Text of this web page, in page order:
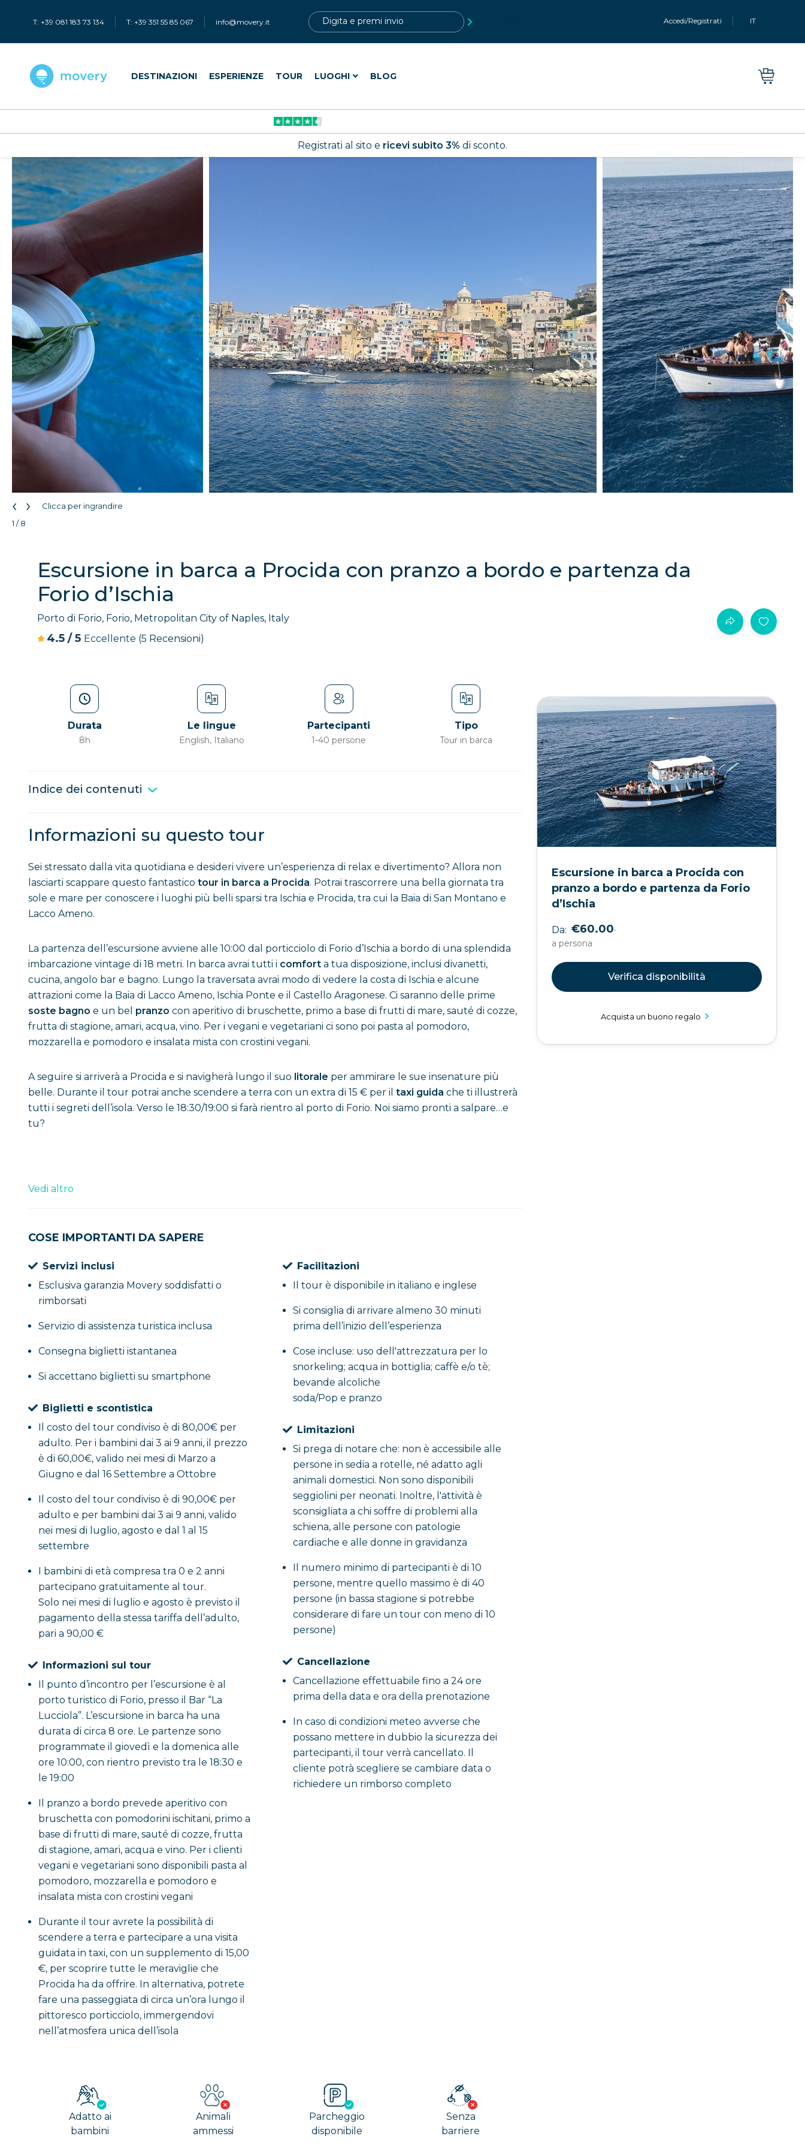
T: +39 081 183 73 134 T: +39 351 55 85 067 info@movery.it Accedi/Registrati IT
DESTINAZIONI ESPERIENZE TOUR LUOGHI BLOG
Registrati al sito e ricevi subito 3% di sconto.
‹ ›
Clicca per ingrandire
1 / 8
Escursione in barca a Procida con pranzo a bordo e partenza da
Forio d’Ischia
Porto di Forio, Forio, Metropolitan City of Naples, Italy
4.5 /5 Eccellente (5 Recensioni)
Durata
8h
Le lingue
English, Italiano
Partecipanti
1-40 persone
Tipo
Tour in barca
Indice dei contenuti
Informazioni su questo tour
Sei stressato dalla vita quotidiana e desideri vivere un’esperienza di relax e divertimento? Allora non
lasciarti scappare questo fantastico tour in barca a Procida. Potrai trascorrere una bella giornata tra
sole e mare per conoscere i luoghi più belli sparsi tra Ischia e Procida, tra cui la Baia di San Montano e
Lacco Ameno.
La partenza dell’escursione avviene alle 10:00 dal porticciolo di Forio d’Ischia a bordo di una splendida
imbarcazione vintage di 18 metri. In barca avrai tutti i comfort a tua disposizione, inclusi divanetti,
cucina, angolo bar e bagno. Lungo la traversata avrai modo di vedere la costa di Ischia e alcune
attrazioni come la Baia di Lacco Ameno, Ischia Ponte e il Castello Aragonese. Ci saranno delle prime
soste bagno e un bel pranzo con aperitivo di bruschette, primo a base di frutti di mare, sauté di cozze,
frutta di stagione, amari, acqua, vino. Per i vegani e vegetariani ci sono poi pasta al pomodoro,
mozzarella e pomodoro e insalata mista con crostini vegani.
A seguire si arriverà a Procida e si navigherà lungo il suo litorale per ammirare le sue insenature più
belle. Durante il tour potrai anche scendere a terra con un extra di 15 € per il taxi guida che ti illustrerà
tutti i segreti dell’isola. Verso le 18:30/19:00 si farà rientro al porto di Forio. Noi siamo pronti a salpare…e
tu?
Vedi altro
COSE IMPORTANTI DA SAPERE
Servizi inclusi
Esclusiva garanzia Movery soddisfatti o
rimborsati
Servizio di assistenza turistica inclusa
Consegna biglietti istantanea
Si accettano biglietti su smartphone
Biglietti e scontistica
Il costo del tour condiviso è di 80,00€ per
adulto. Per i bambini dai 3 ai 9 anni, il prezzo
è di 60,00€, valido nei mesi di Marzo a
Giugno e dal 16 Settembre a Ottobre
Il costo del tour condiviso è di 90,00€ per
adulto e per bambini dai 3 ai 9 anni, valido
nei mesi di luglio, agosto e dal 1 al 15
settembre
I bambini di età compresa tra 0 e 2 anni
partecipano gratuitamente al tour.
Solo nei mesi di luglio e agosto è previsto il
pagamento della stessa tariffa dell’adulto,
pari a 90,00 €
Informazioni sul tour
Il punto d’incontro per l’escursione è al
porto turistico di Forio, presso il Bar “La
Lucciola”. L’escursione in barca ha una
durata di circa 8 ore. Le partenze sono
programmate il giovedì e la domenica alle
ore 10:00, con rientro previsto tra le 18:30 e
le 19:00
Il pranzo a bordo prevede aperitivo con
bruschetta con pomodorini ischitani, primo a
base di frutti di mare, sauté di cozze, frutta
di stagione, amari, acqua e vino. Per i clienti
vegani e vegetariani sono disponibili pasta al
pomodoro, mozzarella e pomodoro e
insalata mista con crostini vegani
Durante il tour avrete la possibilità di
scendere a terra e partecipare a una visita
guidata in taxi, con un supplemento di 15,00
€, per scoprire tutte le meraviglie che
Procida ha da offrire. In alternativa, potrete
fare una passeggiata di circa un’ora lungo il
pittoresco porticciolo, immergendovi
nell’atmosfera unica dell’isola
Facilitazioni
Il tour è disponibile in italiano e inglese
Si consiglia di arrivare almeno 30 minuti
prima dell’inizio dell’esperienza
Cose incluse: uso dell'attrezzatura per lo
snorkeling; acqua in bottiglia; caffè e/o tè;
bevande alcoliche
soda/Pop e pranzo
Limitazioni
Si prega di notare che: non è accessibile alle
persone in sedia a rotelle, né adatto agli
animali domestici. Non sono disponibili
seggiolini per neonati. Inoltre, l'attività è
sconsigliata a chi soffre di problemi alla
schiena, alle persone con patologie
cardiache e alle donne in gravidanza
Il numero minimo di partecipanti è di 10
persone, mentre quello massimo è di 40
persone (in bassa stagione si potrebbe
considerare di fare un tour con meno di 10
persone)
Cancellazione
Cancellazione effettuabile fino a 24 ore
prima della data e ora della prenotazione
In caso di condizioni meteo avverse che
possano mettere in dubbio la sicurezza dei
partecipanti, il tour verrà cancellato. Il
cliente potrà scegliere se cambiare data o
richiedere un rimborso completo
Adatto ai
bambini
Animali
ammessi
Parcheggio
disponibile
Senza
barriere
Escursione in barca a Procida con
pranzo a bordo e partenza da Forio
d’Ischia
Da: €60.00.
a persona
Verifica disponibilità
Acquista un buono regalo